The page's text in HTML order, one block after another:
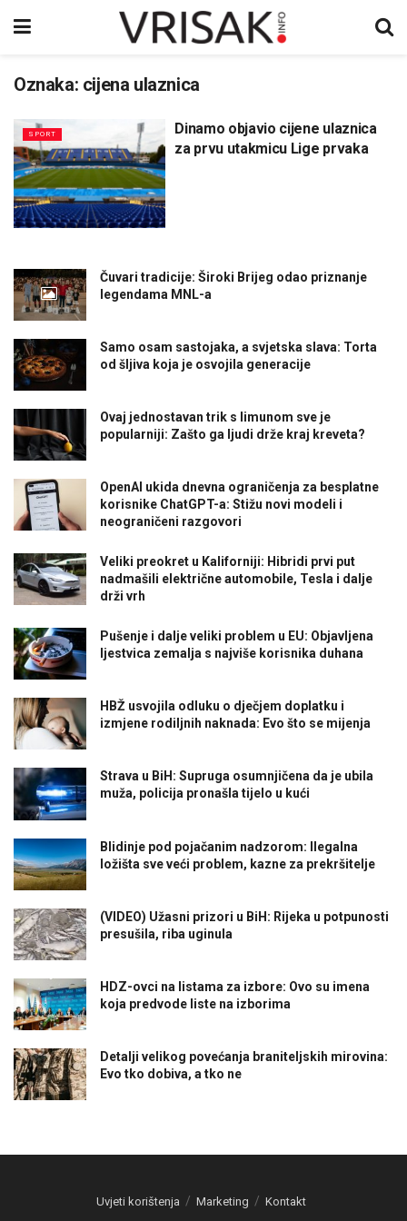
Oznaka: cijena ulaznica
SPORT
Dinamo objavio cijene ulaznica
za prvu utakmicu Lige prvaka
Čuvari tradicije: Široki Brijeg odao priznanje
legendama MNL-a
Samo osam sastojaka, a svjetska slava: Torta
od šljiva koja je osvojila generacije
Ovaj jednostavan trik s limunom sve je
popularniji: Zašto ga ljudi drže kraj kreveta?
OpenAI ukida dnevna ograničenja za besplatne
korisnike ChatGPT-a: Stižu novi modeli i
neograničeni razgovori
Veliki preokret u Kaliforniji: Hibridi prvi put
nadmašili električne automobile, Tesla i dalje
drži vrh
Pušenje i dalje veliki problem u EU: Objavljena
ljestvica zemalja s najviše korisnika duhana
HBŽ usvojila odluku o dječjem doplatku i
izmjene rodiljnih naknada: Evo što se mijenja
Strava u BiH: Supruga osumnjičena da je ubila
muža, policija pronašla tijelo u kući
Blidinje pod pojačanim nadzorom: Ilegalna
ložišta sve veći problem, kazne za prekršitelje
(VIDEO) Užasni prizori u BiH: Rijeka u potpunosti
presušila, riba uginula
HDZ-ovci na listama za izbore: Ovo su imena
koja predvode liste na izborima
Detalji velikog povećanja braniteljskih mirovina:
Evo tko dobiva, a tko ne
Uvjeti korištenja Marketing Kontakt